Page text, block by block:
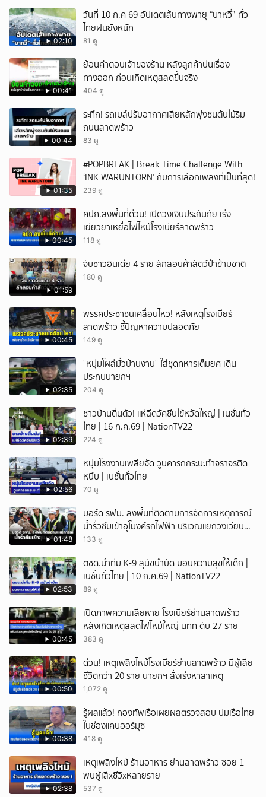
02:10
วันที่ 10 ก.ค 69 อัปเดตเส้นทางพายุ “บาหวี่”-ทั่ว
ไทยฝนยังหนัก
81 ดู
00:41
ย้อนคำตอบเจ้าของร้าน หลังลูกค้าบ่นเรื่อง
ทางออก ก่อนเกิดเหตุสลดขึ้นจริง
404 ดู
00:44
ระทึก! รถเมล์ปรับอากาศเสียหลักพุ่งชนต้นไม้ริม
ถนนลาดพร้าว
83 ดู
01:35
#POPBREAK | Break Time Challenge With
‘INK WARUNTORN’ กับการเลือกเพลงที่เป็นที่สุด!
239 ดู
00:45
คปภ.ลงพื้นที่ด่วน! เปิดวงเงินประกันภัย เร่ง
เยียวยาเหยื่อไฟไหม้โรงเบียร์ลาดพร้าว
118 ดู
01:59
จับชาวอินเดีย 4 ราย ลักลอบค้าสัตว์ป่าข้ามชาติ
180 ดู
00:45
พรรคประชาชนเคลื่อนไหว! หลังเหตุโรงเบียร์
ลาดพร้าว ชี้ปัญหาความปลอดภัย
149 ดู
02:35
"หนุ่มโผล่มั่วบ้านงาน" ใส่ชุดทหารเต็มยศ เดิน
ประกบนายกฯ
204 ดู
02:39
ชาวบ้านตื่นตัว! แห่ฉีดวัคซีนไข้หวัดใหญ่ | เนชั่นทั่ว
ไทย | 16 ก.ค.69 | NationTV22
224 ดู
02:56
หนุ่มโรงงานเพลียจัด วูบคารถกระบะทำจราจรติด
หนึบ | เนชั่นทั่วไทย
70 ดู
01:48
บอร์ด รฟม. ลงพื้นที่ติดตามการจัดการเหตุการณ์
น้ำรั่วซึมเข้าอุโมงค์รถไฟฟ้า บริเวณแยกวงเวียน
ใหญ่
133 ดู
02:53
ตชด.นำทีม K-9 สุนัขบำบัด มอบความสุขให้เด็ก |
เนชั่นทั่วไทย | 10 ก.ค.69 | NationTV22
89 ดู
00:45
เปิดภาพความเสียหาย โรงเบียร์ย่านลาดพร้าว
หลังเกิตเหตุสลดไฟไหม้ใหญ่ นทท ดับ 27 ราย
383 ดู
00:50
ด่วน! เหตุเพลิงไหม้โรงเบียร์ย่านลาดพร้าว มีผู้เสีย
ชีวิตกว่า 20 ราย นายกฯ สั่งเร่งหาสาเหตุ
1,072 ดู
00:38
รู้ผลแล้ว! กองทัพเรือเผยผลตรวจสอบ ปมเรือไทย
ในช่องแคบฮอร์มุซ
418 ดู
02:38
เหตุเพลิงไหม้ ร้านอาหาร ย่านลาดพร้าว ซอย 1
พบผู้เสีxชีวิxหลายราย
537 ดู